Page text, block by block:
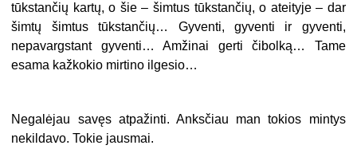
tūkstančių kartų, o šie – šimtus tūkstančių, o ateityje – dar
šimtų šimtus tūkstančių… Gyventi, gyventi ir gyventi,
nepavargstant gyventi… Amžinai gerti čibolką… Tame
esama kažkokio mirtino ilgesio…
Negalėjau savęs atpažinti. Anksčiau man tokios mintys
nekildavo. Tokie jausmai.